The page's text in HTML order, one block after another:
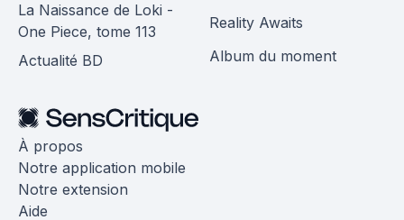
La Naissance de Loki -
One Piece, tome 113
Actualité BD
Reality Awaits
Album du moment
À propos
Notre application mobile
Notre extension
Aide